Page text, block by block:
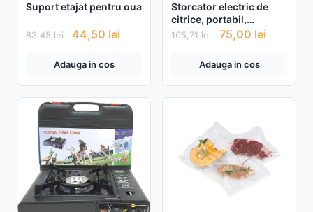
Suport etajat pentru oua
83,45lei 44,50 lei
Adauga in cos
Storcator electric de
citrice, portabil,
alimentare USB, 45W
105,71lei 75,00 lei
Adauga in cos